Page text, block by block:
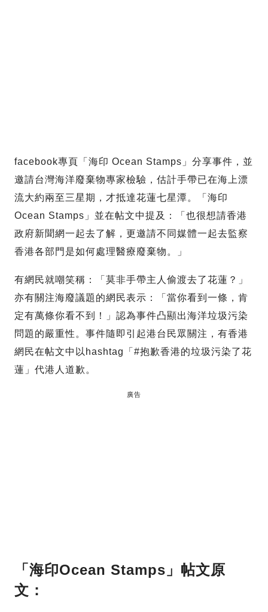
facebook專頁「海印 Ocean Stamps」分享事件，並
邀請台灣海洋廢棄物專家檢驗，估計手帶已在海上漂
流大約兩至三星期，才抵達花蓮七星潭。「海印
Ocean Stamps」並在帖文中提及：「也很想請香港
政府新聞網一起去了解，更邀請不同媒體一起去監察
香港各部門是如何處理醫療廢棄物。」
有網民就嘲笑稱：「莫非手帶主人偷渡去了花蓮？」
亦有關注海廢議題的網民表示：「當你看到一條，肯
定有萬條你看不到！」認為事件凸顯出海洋垃圾污染
問題的嚴重性。事件隨即引起港台民眾關注，有香港
網民在帖文中以hashtag「#抱歉香港的垃圾污染了花
蓮」代港人道歉。
廣告
「海印Ocean Stamps」帖文原
文：